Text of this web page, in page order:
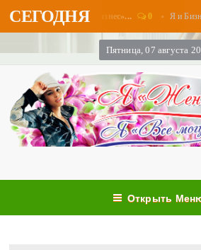
СЕГОДНЯ
в августе - «Бизнес»... 0 Я и Бизнес.
Пятница, 07 августа
Открыть